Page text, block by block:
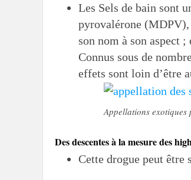
Les Sels de bain sont
pyrovalérone (MDPV),
son nom à son aspect
Connus sous de
effets sont loin d’être
Appellations exotiques
Des descentes à la mesure des
Cette drogue peut être